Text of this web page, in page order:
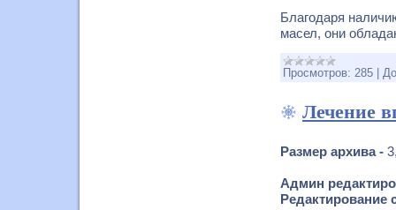
Благодаря
масел, они
Просмотров: 285
Лечение
Размер архива -
Админ
Редактирование